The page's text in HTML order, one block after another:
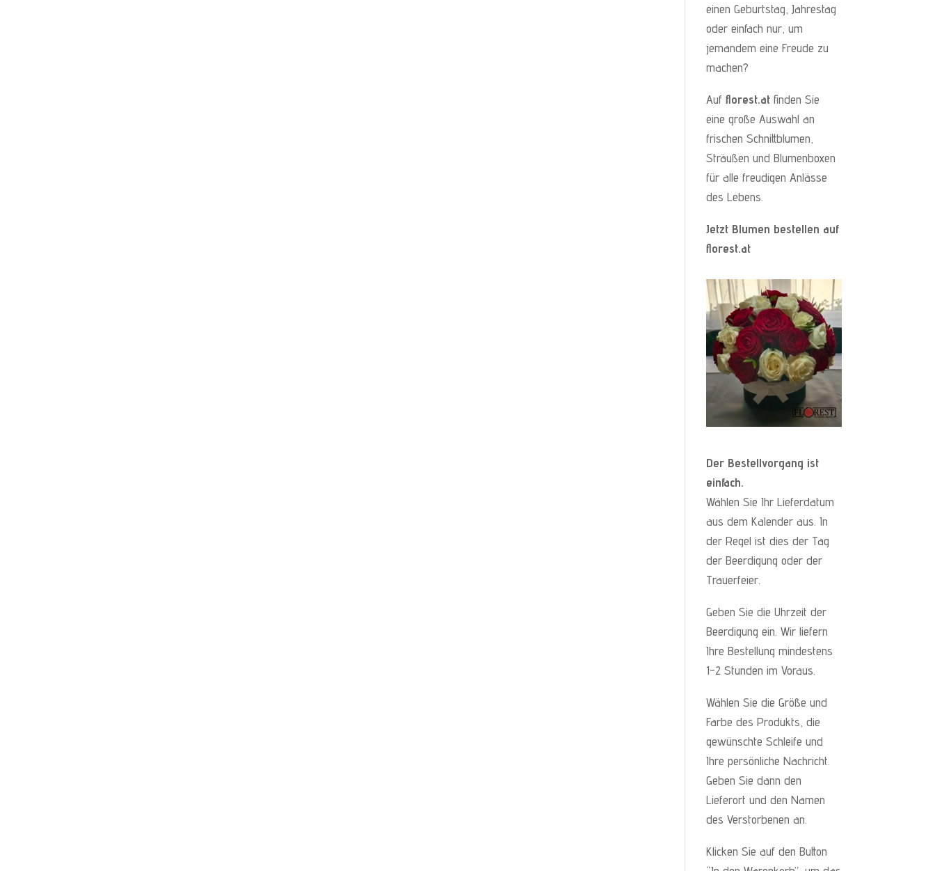
einen Geburtstag, Jahrestag
oder einfach nur, um
jemandem eine Freude zu
machen?
Aufflorest.at finden Sie
eine große Auswahl an
frischen Schnittblumen,
Sträußen und Blumenboxen
für alle freudigen Anlässe
des Lebens.
Jetzt Blumen bestellen auf
florest.at
Der Bestellvorgang ist
einfach.
Wählen Sie Ihr Lieferdatum
aus dem Kalender aus. In
der Regel ist dies der Tag
der Beerdigung oder der
Trauerfeier.
Geben Sie die Uhrzeit der
Beerdigung ein. Wir liefern
Ihre Bestellung mindestens
1-2 Stunden im Voraus.
Wählen Sie die Größe und
Farbe des Produkts, die
gewünschte Schleife und
Ihre persönliche Nachricht.
Geben Sie dann den
Lieferort und den Namen
des Verstorbenen an.
Klicken Sie auf den Button